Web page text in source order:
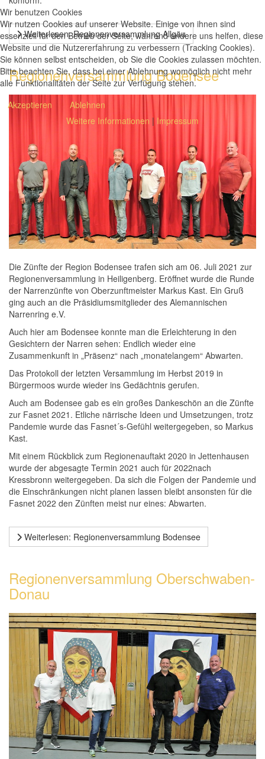
Weiterlesen: Regionenversammlung Allgäu
Regionenversammlung Bodensee
Die Zünfte der Region Bodensee trafen sich am 06. Juli 2021 zur
Regionenversammlung in Heiligenberg. Eröffnet wurde die Runde
der Narrenzünfte von Oberzunftmeister Markus Kast. Ein Gruß
ging auch an die Präsidiumsmitglieder des Alemannischen
Narrenring e.V.
Auch hier am Bodensee konnte man die Erleichterung in den
Gesichtern der Narren sehen: Endlich wieder eine
Zusammenkunft in „Präsenz“ nach „monatelangem“ Abwarten.
Das Protokoll der letzten Versammlung im Herbst 2019 in
Bürgermoos wurde wieder ins Gedächtnis gerufen.
Auch am Bodensee gab es ein großes Dankeschön an die Zünfte
zur Fasnet 2021. Etliche närrische Ideen und Umsetzungen, trotz
Pandemie wurde das Fasnet´s-Gefühl weitergegeben, so Markus
Kast.
Mit einem Rückblick zum Regionenauftakt 2020 in Jettenhausen
wurde der abgesagte Termin 2021 auch für 2022nach
Kressbronn weitergegeben. Da sich die Folgen der Pandemie und
die Einschränkungen nicht planen lassen bleibt ansonsten für die
Fasnet 2022 den Zünften meist nur eines: Abwarten.
Weiterlesen: Regionenversammlung Bodensee
Regionenversammlung Oberschwaben-
Donau
Wir benutzen Cookies
Wir nutzen Cookies auf unserer Website. Einige von ihnen sind
essenziell für den Betrieb der Seite, während andere uns helfen, diese
Website und die Nutzererfahrung zu verbessern (Tracking Cookies).
Sie können selbst entscheiden, ob Sie die Cookies zulassen möchten.
Bitte beachten Sie, dass bei einer Ablehnung womöglich nicht mehr
alle Funktionalitäten der Seite zur Verfügung stehen.
Akzeptieren
Ablehnen
Weitere Informationen | Impressum